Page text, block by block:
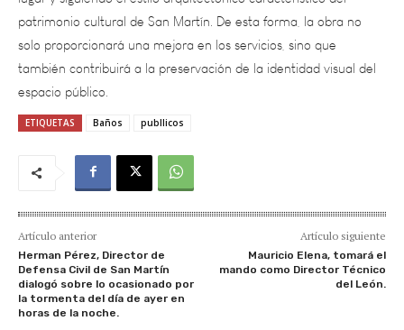
también contribuirá a la preservación de la identidad visual del
espacio público.
ETIQUETAS Baños publlicos
Artículo anterior
Herman Pérez, Director de
Defensa Civil de San Martín
dialogó sobre lo ocasionado por
la tormenta del día de ayer en
horas de la noche.
Artículo siguiente
Mauricio Elena, tomará el
mando como Director Técnico
del León.